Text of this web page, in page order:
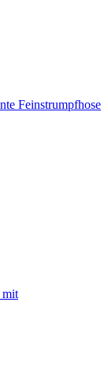
Feinstrumpfhose
mit